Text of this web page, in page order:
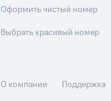
Оформить чистый номер
Выбрать красивый номер
О компании Поддержка